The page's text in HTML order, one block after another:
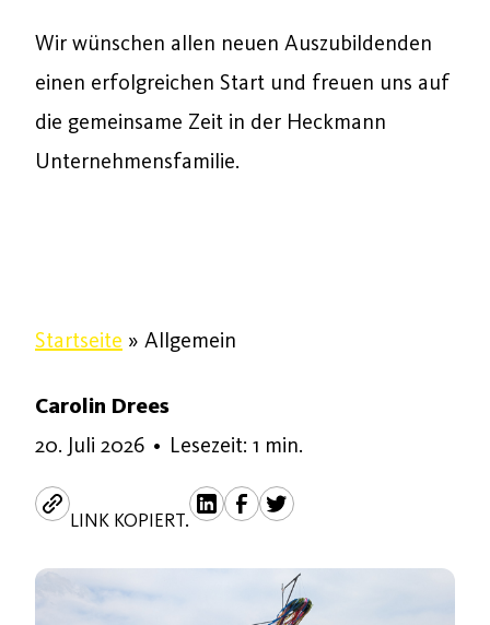
Wir wünschen allen neuen Auszubildenden
einen erfolgreichen Start und freuen uns auf
die gemeinsame Zeit in der Heckmann
Unternehmensfamilie.
Startseite » Allgemein
Carolin Drees
20. Juli 202620. Juli 2026
• Lesezeit: 1 min.
LINK KOPIERT.